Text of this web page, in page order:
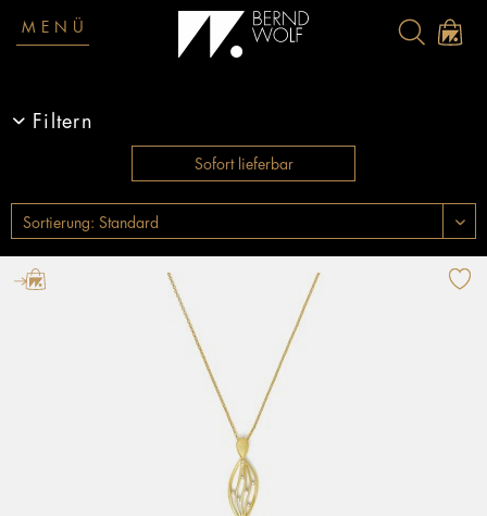
MENÜ
Filtern
Sofort lieferbar